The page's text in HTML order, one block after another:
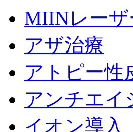
MIINレーザ
アザ治療
アトピー性
アンチエイ
イオン導入